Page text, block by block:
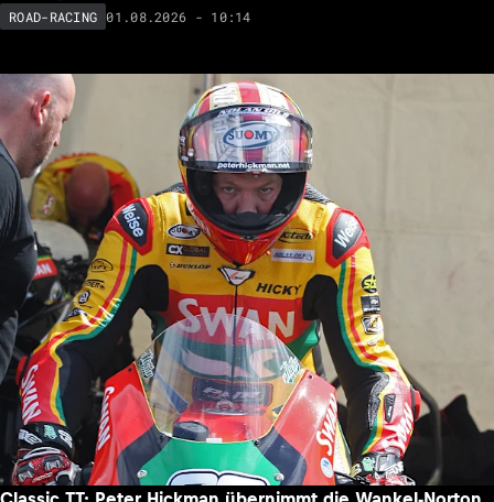
ROAD-RACING 01.08.2026 - 10:14